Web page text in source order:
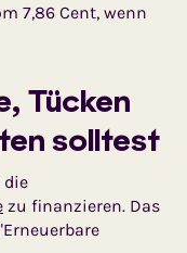
7,86 Cent, wenn
Tücken
solltest
die
zu finanzieren. Das